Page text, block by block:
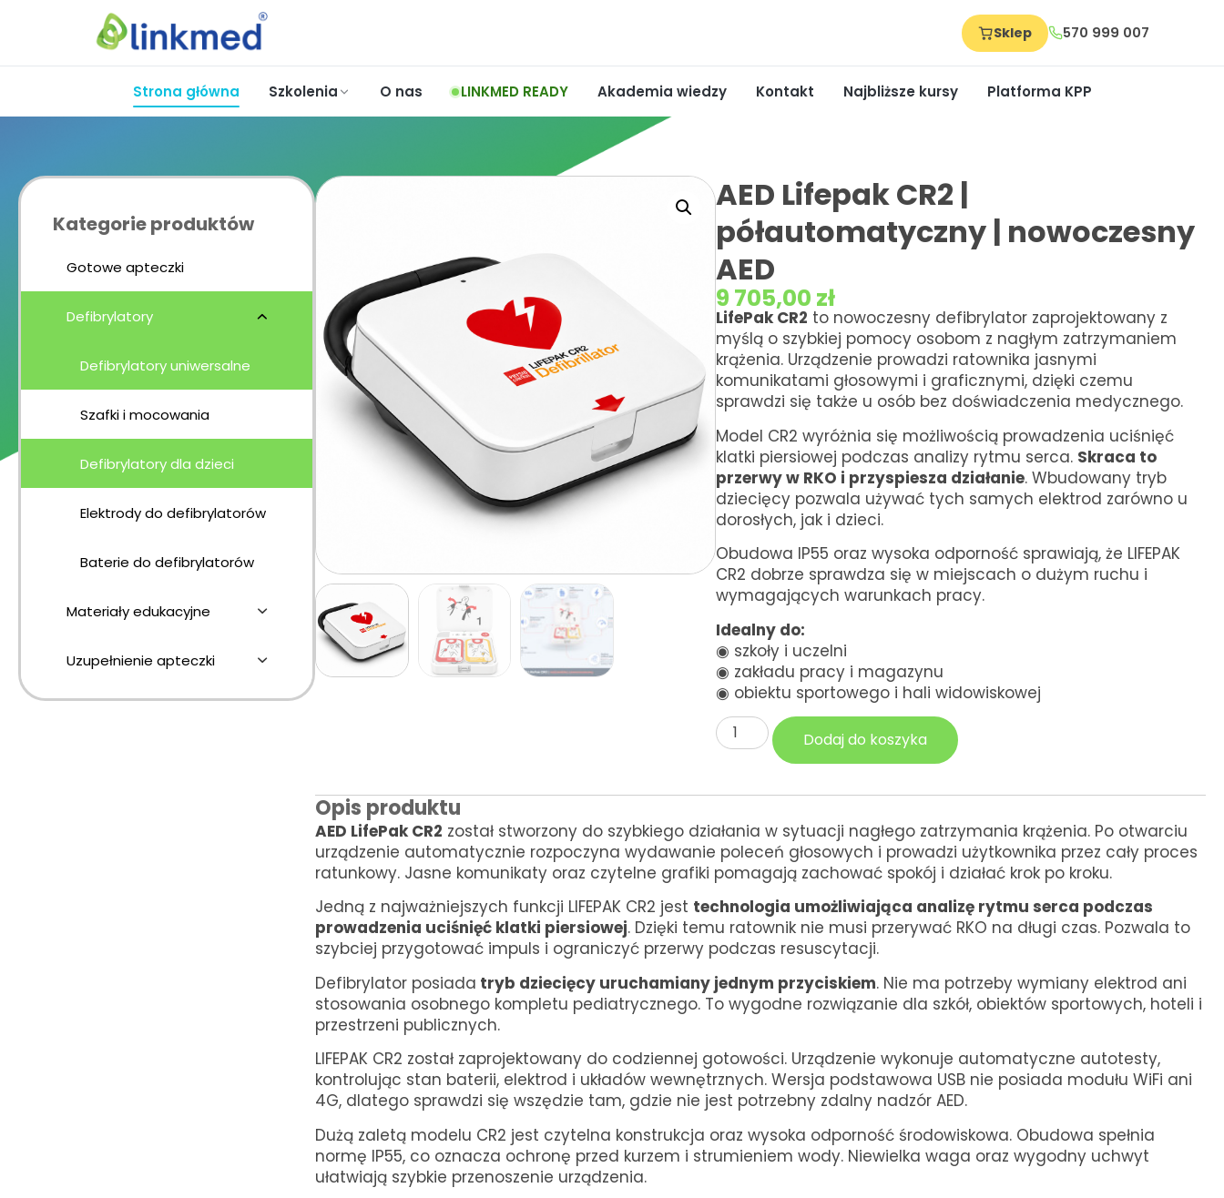
Sklep 570 999 007
Strona główna Szkolenia O nas LINKMED READY Akademia wiedzy Kontakt Najbliższe kursy Platforma KPP
Kategorie produktów
Gotowe apteczki
Defibrylatory
Defibrylatory uniwersalne
Szafki i mocowania
Defibrylatory dla dzieci
Elektrody do defibrylatorów
Baterie do defibrylatorów
Materiały edukacyjne
Uzupełnienie apteczki
AED Lifepak CR2 |
półautomatyczny | nowoczesny
AED
9 705,00 zł
LifePak CR2 to nowoczesny defibrylator zaprojektowany z
myślą o szybkiej pomocy osobom z nagłym zatrzymaniem
krążenia. Urządzenie prowadzi ratownika jasnymi
komunikatami głosowymi i graficznymi, dzięki czemu
sprawdzi się także u osób bez doświadczenia medycznego.
Model CR2 wyróżnia się możliwością prowadzenia uciśnięć
klatki piersiowej podczas analizy rytmu serca. Skraca to
przerwy w RKO i przyspiesza działanie. Wbudowany tryb
dziecięcy pozwala używać tych samych elektrod zarówno u
dorosłych, jak i dzieci.
Obudowa IP55 oraz wysoka odporność sprawiają, że LIFEPAK
CR2 dobrze sprawdza się w miejscach o dużym ruchu i
wymagających warunkach pracy.
Idealny do:
◉ szkoły i uczelni
◉ zakładu pracy i magazynu
◉ obiektu sportowego i hali widowiskowej
Dodaj do koszyka
Opis produktu
AED LifePak CR2 został stworzony do szybkiego działania w sytuacji nagłego zatrzymania krążenia. Po otwarciu
urządzenie automatycznie rozpoczyna wydawanie poleceń głosowych i prowadzi użytkownika przez cały proces
ratunkowy. Jasne komunikaty oraz czytelne grafiki pomagają zachować spokój i działać krok po kroku.
Jedną z najważniejszych funkcji LIFEPAK CR2 jest technologia umożliwiająca analizę rytmu serca podczas
prowadzenia uciśnięć klatki piersiowej. Dzięki temu ratownik nie musi przerywać RKO na długi czas. Pozwala to
szybciej przygotować impuls i ograniczyć przerwy podczas resuscytacji.
Defibrylator posiada tryb dziecięcy uruchamiany jednym przyciskiem. Nie ma potrzeby wymiany elektrod ani
stosowania osobnego kompletu pediatrycznego. To wygodne rozwiązanie dla szkół, obiektów sportowych, hoteli i
przestrzeni publicznych.
LIFEPAK CR2 został zaprojektowany do codziennej gotowości. Urządzenie wykonuje automatyczne autotesty,
kontrolując stan baterii, elektrod i układów wewnętrznych. Wersja podstawowa USB nie posiada modułu WiFi ani
4G, dlatego sprawdzi się wszędzie tam, gdzie nie jest potrzebny zdalny nadzór AED.
Dużą zaletą modelu CR2 jest czytelna konstrukcja oraz wysoka odporność środowiskowa. Obudowa spełnia
normę IP55, co oznacza ochronę przed kurzem i strumieniem wody. Niewielka waga oraz wygodny uchwyt
ułatwiają szybkie przenoszenie urządzenia.